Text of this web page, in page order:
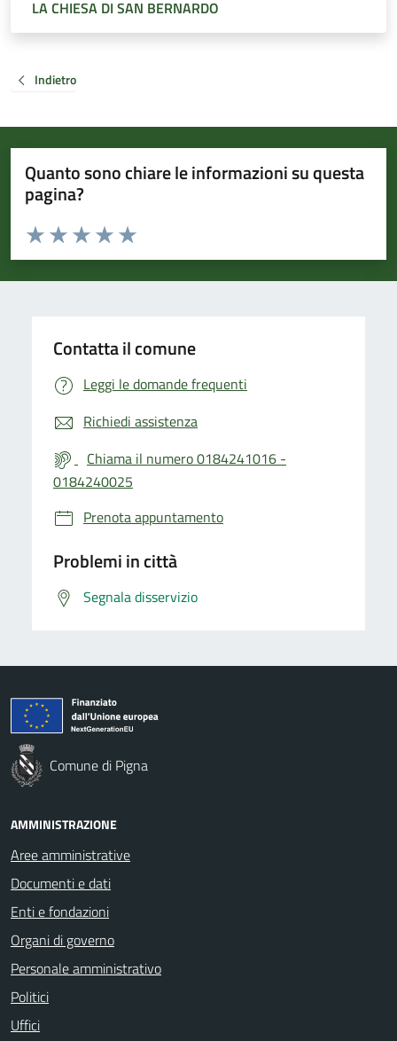
LA CHIESA DI SAN BERNARDO
Indietro
Quanto sono chiare le informazioni su questa
pagina?
Valuta da 1 a 5 stelle la pagina
Valuta 5 stelle su 5
Valuta 4 stelle su 5
Valuta 3 stelle su 5
Valuta 2 stelle su 5
Valuta 1 stelle su 5
Contatta il comune
Leggi le domande frequenti
Richiedi assistenza
Chiama il numero 0184241016 -
0184240025
Prenota appuntamento
Problemi in città
Segnala disservizio
Comune di Pigna
AMMINISTRAZIONE
Aree amministrative
Documenti e dati
Enti e fondazioni
Organi di governo
Personale amministrativo
Politici
Uffici